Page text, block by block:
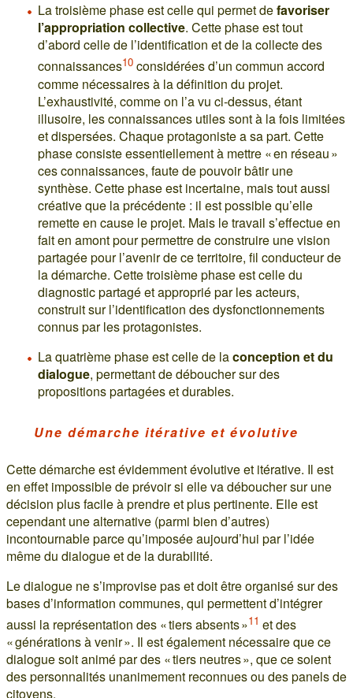
La troisième phase est celle qui permet defavoriser
l’appropriation collective. Cette phase est tout
d’abord celle de l’identification et de la collecte des
connaissances10 considérées d’un commun accord
comme nécessaires à la définition du projet.
L’exhaustivité, comme on l’a vu ci-dessus, étant
illusoire, les connaissances utiles sont à la fois limitées
et dispersées. Chaque protagoniste a sa part. Cette
phase consiste essentiellement à mettre « en réseau »
ces connaissances, faute de pouvoir bâtir une
synthèse. Cette phase est incertaine, mais tout aussi
créative que la précédente : il est possible qu’elle
remette en cause le projet. Mais le travail s’effectue en
fait en amont pour permettre de construire une vision
partagée pour l’avenir de ce territoire, fil conducteur de
la démarche. Cette troisième phase est celle du
diagnostic partagé et approprié par les acteurs,
construit sur l’identification des dysfonctionnements
connus par les protagonistes.
La quatrième phase est celle de laconception et du
dialogue, permettant de déboucher sur des
propositions partagées et durables.
Une démarche itérative et évolutive
Cette démarche est évidemment évolutive et itérative. Il est
en effet impossible de prévoir si elle va déboucher sur une
décision plus facile à prendre et plus pertinente. Elle est
cependant une alternative (parmi bien d’autres)
incontournable parce qu’imposée aujourd’hui par l’idée
même du dialogue et de la durabilité.
Le dialogue ne s’improvise pas et doit être organisé sur des
bases d’information communes, qui permettent d’intégrer
aussi la représentation des « tiers absents »11 et des
« générations à venir ». Il est également nécessaire que ce
dialogue soit animé par des « tiers neutres », que ce soient
des personnalités unanimement reconnues ou des panels de
citoyens.